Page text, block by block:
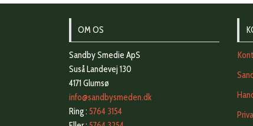
OM OS
Sandby Smedie ApS
Suså Landevej 130
4171 Glumsø
info@sandbysmeden.dk
Ring : 5764 3154